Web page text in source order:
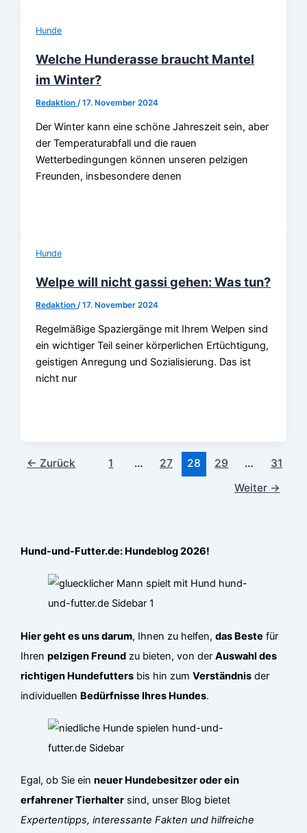
Hunde
Welche Hunderasse braucht Mantel
im Winter?
Redaktion /17. November 2024
Der Winter kann eine schöne Jahreszeit sein, aber
der Temperaturabfall und die rauen
Wetterbedingungen können unseren pelzigen
Freunden, insbesondere denen
Hunde
Welpe will nicht gassi gehen: Was tun?
Redaktion /17. November 2024
Regelmäßige Spaziergänge mit Ihrem Welpen sind
ein wichtiger Teil seiner körperlichen Ertüchtigung,
geistigen Anregung und Sozialisierung. Das ist
nicht nur
← Zurück 1 … 27 28 29 …
31
Weiter →
Hund-und-Futter.de: Hundeblog 2026!
Hier geht es uns darum, Ihnen zu helfen,das Beste für
Ihrenpelzigen Freund zu bieten, von derAuswahl des
richtigen Hundefutters bis hin zumVerständnis der
individuellen Bedürfnisse Ihres Hundes.
Egal, ob Sie einneuer Hundebesitzer oder ein
erfahrener Tierhalter sind, unser Blog bietet
Expertentipps, interessante Fakten und hilfreiche